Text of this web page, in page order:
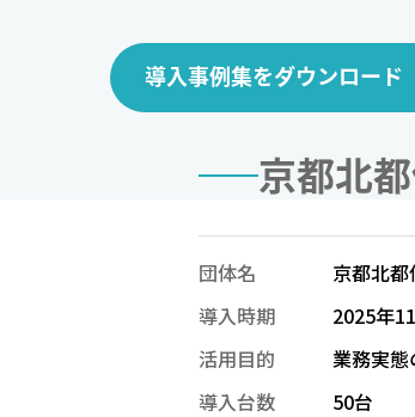
導入事例集をダウンロード
京都北
団体名
京都北都
導入時期
2025年
活用目的
業務実
導入台数
50台